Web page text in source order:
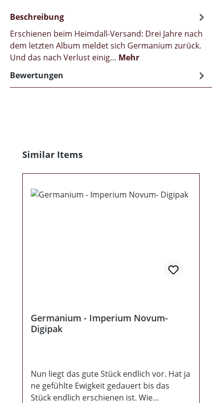
Beschreibung
Erschienen beim Heimdall-Versand: Drei Jahre nach
dem letzten Album meldet sich Germanium zurück.
Und das nach Verlust einig… Mehr
Bewertungen
Produktgalerie überspringen
Similar Items
Germanium - Imperium Novum-
Digipak
Nun liegt das gute Stück endlich vor. Hat ja
ne gefühlte Ewigkeit gedauert bis das
Stück endlich erschienen ist. Wie